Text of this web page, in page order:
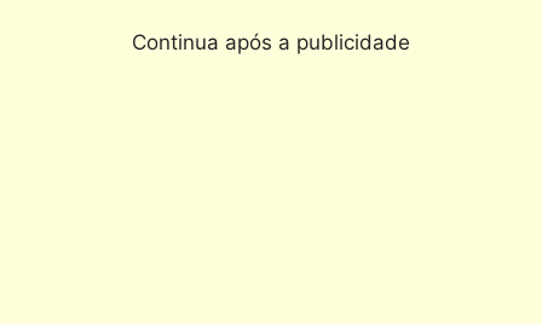
Continua após a publicidade